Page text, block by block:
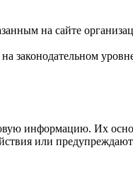
на сайте
законодательном
информацию. Их
или